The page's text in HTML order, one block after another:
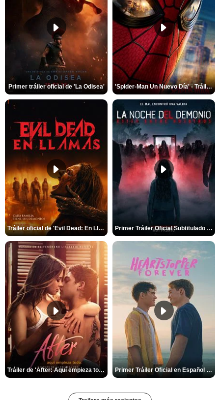
Primer tráiler oficial de 'La Odisea' 'Spider-Man Un Nuevo Día' - Tráiler oficial subtitulado
Tráiler oficial de 'Evil Dead: En Llamas' Primer Tráiler Oficial Subtitulado de 'La Noche Del Demonio: Están Entre Nosotros'
Tráiler de 'After: Aquí empieza todo' Primer Tráiler Oficial en Español de 'Heartstopper Forever'